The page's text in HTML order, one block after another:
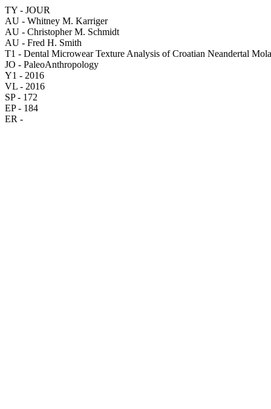
TY - JOUR
AU - Whitney M. Karriger
AU - Christopher M. Schmidt
AU - Fred H. Smith
T1 - Dental Microwear Texture Analysis of Croatian Neandertal
JO - PaleoAnthropology
Y1 - 2016
VL - 2016
SP - 172
EP - 184
ER -